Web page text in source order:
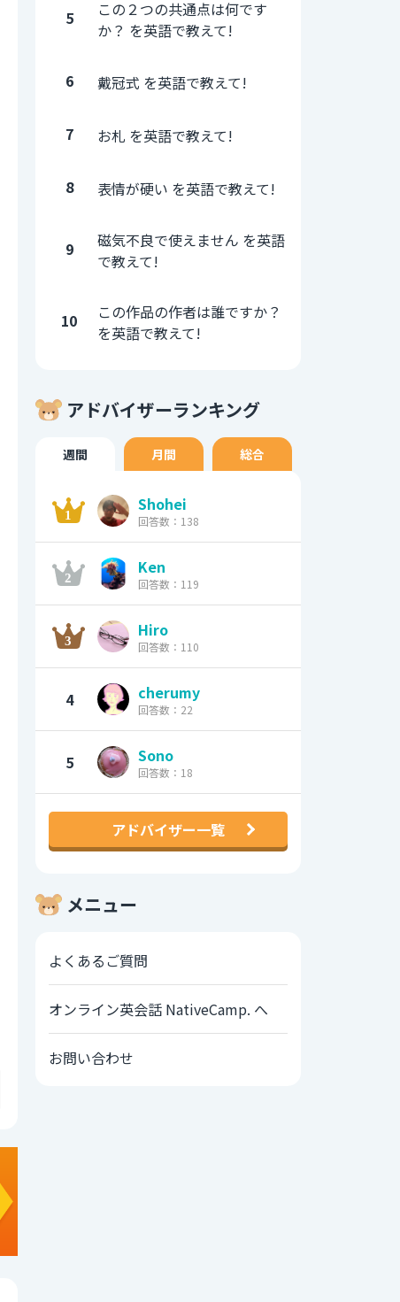
5
この２つの共通点は何です
か？ を英語で教えて!
6 戴冠式 を英語で教えて!
7 お札 を英語で教えて!
8 表情が硬い を英語で教えて!
9
磁気不良で使えません を英語
で教えて!
10
この作品の作者は誰ですか？
を英語で教えて!
アドバイザーランキング
週間 月間 総合
Shohei
回答数：138
Ken
回答数：119
Hiro
回答数：110
4 cherumy
回答数：22
5 Sono
回答数：18
アドバイザー一覧
メニュー
よくあるご質問
オンライン英会話 NativeCamp. へ
お問い合わせ